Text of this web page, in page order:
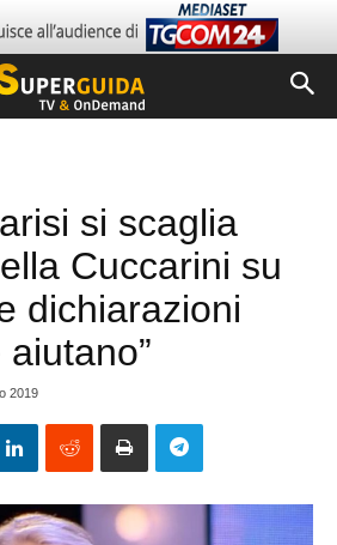
si scaglia
Cuccarini su
dichiarazioni
2019